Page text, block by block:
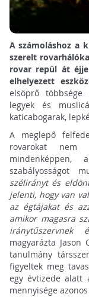
A számoláshoz a
szerelt
rovar repül át
elhelyezett
elsöprő
legyek és
katicabogarak,
A meglepő
rovarokat nem
mindenképpen,
szabályosságot
szélirányt és
jelenti, hogy van
az égtájakat és
amikor magasra
iránytűszervnek
magyarázta Jason
tanulmány
figyeltek meg
egy évtizede alatt
mennyisége